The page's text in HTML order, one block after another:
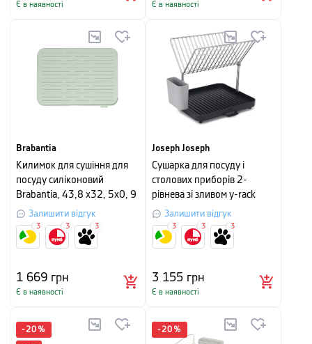
Є в наявності Є в наявності
Brabantia
Килимок для сушіння для
посуду силіконовий
Brabantia, 43,8 х32, 5х0, 9
см, м'ятний
Залишити відгук
1 669 грн
Є в наявності
3 3 3
Joseph Joseph
Сушарка для посуду і
столових приборів 2-
рівнева зі зливом y-rack
Joseph Joseph,
30,4х36,5х28,2 см, сірий
Залишити відгук
3 155 грн
Є в наявності
3 3 3
-20 % -20 %